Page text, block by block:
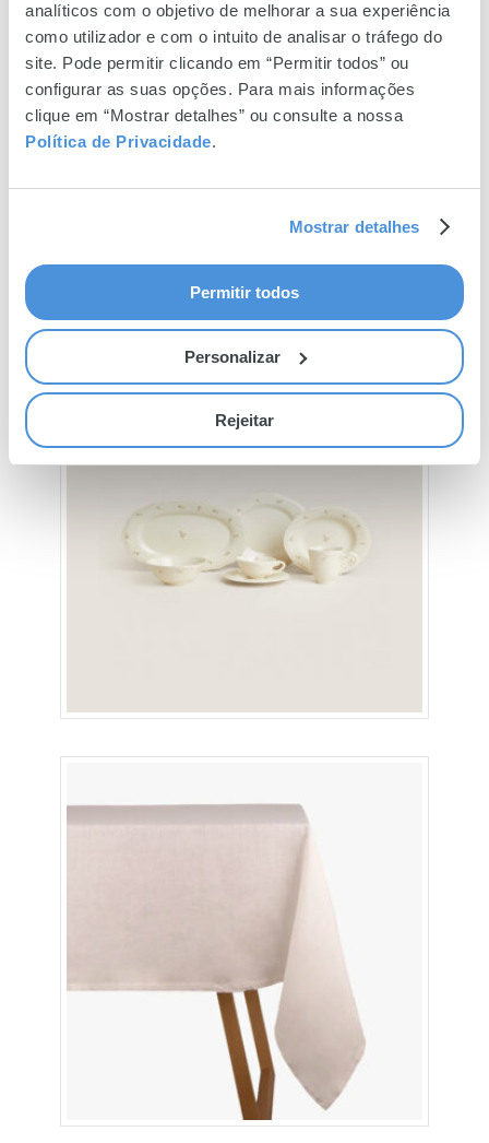
analíticos com o objetivo de melhorar a sua experiência
como utilizador e com o intuito de analisar o tráfego do
site. Pode permitir clicando em “Permitir todos” ou
configurar as suas opções. Para mais informações
clique em “Mostrar detalhes” ou consulte a nossa
Política de Privacidade.
Mostrar detalhes
Permitir todos
Personalizar
Rejeitar